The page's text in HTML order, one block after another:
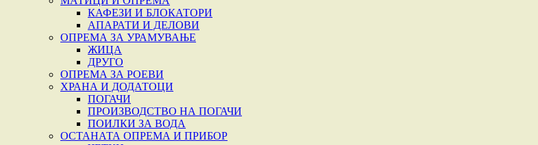
КАФЕЗИ И БЛОКАТОРИ
АПАРАТИ И ДЕЛОВИ
ОПРЕМА ЗА УРАМУВАЊЕ
ЖИЦА
ДРУГО
ОПРЕМА ЗА РОЕВИ
ХРАНА И ДОДАТОЦИ
ПОГАЧИ
ПРОИЗВОДСТВО НА ПОГАЧИ
ПОИЛКИ ЗА ВОДА
ОСТАНАТА ОПРЕМА И ПРИБОР